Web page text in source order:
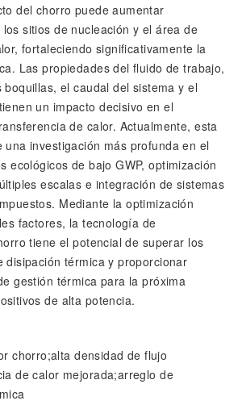
del chorro puede aumentar
sitios de nucleación y el área de
fortaleciendo significativamente la
Las propiedades del fluido de trabajo,
el caudal del sistema y el
un impacto decisivo en el
de calor. Actualmente, esta
investigación más profunda en el
ecológicos de bajo GWP, optimización
escalas e integración de sistemas
Mediante la optimización
factores, la tecnología de
tiene el potencial de superar los
disipación térmica y proporcionar
gestión térmica para la próxima
de alta potencia.
chorro;alta densidad de flujo
de calor mejorada;arreglo de